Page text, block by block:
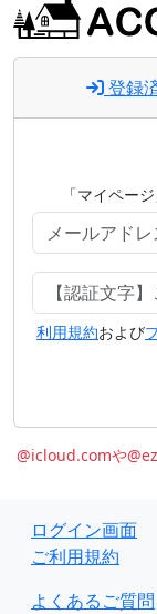
登録
「マイペー
利用規約および
@icloud.comや
ログイン画面
ご利用規約
よくあるご質問